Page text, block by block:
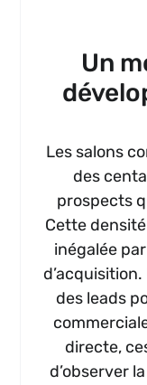
Un
Les salons
des
prospects
Cette
inégalée
des leads
directe,
d’observer